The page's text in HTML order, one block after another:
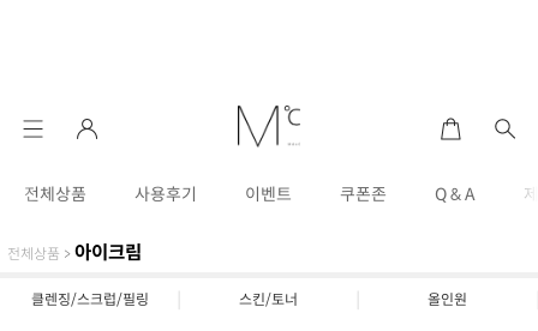
전체상품 사용후기 이벤트 쿠폰존 Q & A
전체상품 > 아이크림
클렌징/스크럽/필링 스킨/토너 올인원